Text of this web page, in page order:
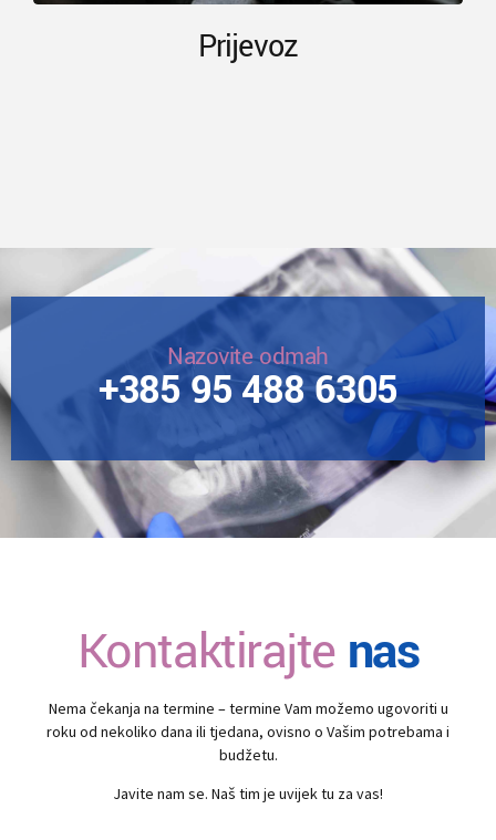
Prijevoz
Nazovite odmah
+385 95 488 6305
Kontaktirajte nas
Nema čekanja na termine – termine Vam možemo ugovoriti u
roku od nekoliko dana ili tjedana, ovisno o Vašim potrebama i
budžetu.
Javite nam se. Naš tim je uvijek tu za vas!